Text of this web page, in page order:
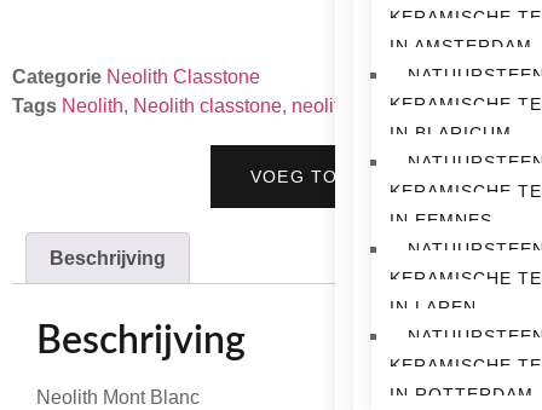
KERAMISCHE
IN AMSTERDAM
KERAMISCHE
IN BLARICUM
KERAMISCHE
IN EEMNES
KERAMISCHE
IN LAREN
KERAMISCHE
IN ROTTERDAM
Categorie Neolith Classtone
Tags Neolith, Neolith classtone, neolith keramiek
VOEG TOE AAN OFFERTE
Beschrijving
Beschrijving
Neolith Mont Blanc